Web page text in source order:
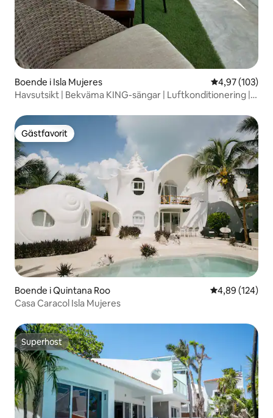
Boende i Isla Mujeres 4,97 av 5 i
4,97 (103)
Havsutsikt | Bekväma KING-sängar | Luftkonditionering |
Gästfavorit
Gästfavorit
Boende i Quintana Roo 4,89 av 5 i
4,89 (124)
Casa Caracol Isla Mujeres
Superhost
Superhost